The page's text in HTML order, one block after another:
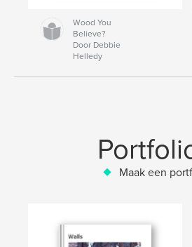
Wood You
Believe?
Door Debbie
Helledy
Maak een